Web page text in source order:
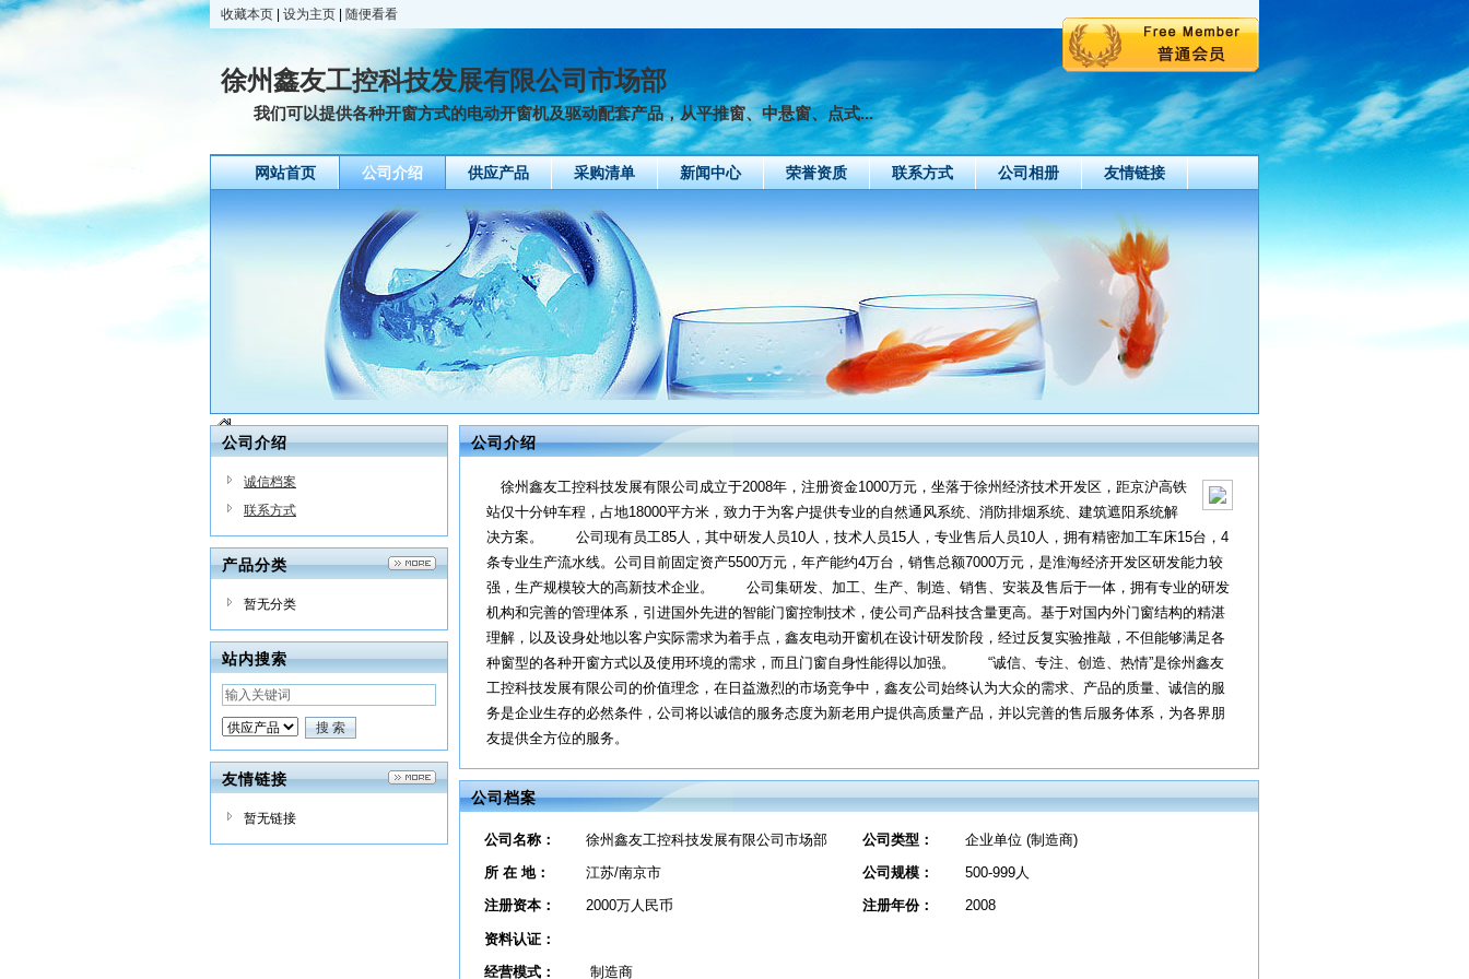
收藏本页 设为主页 随便看看
徐州鑫友工控科技发展有限公司市场部
我们可以提供各种开窗方式的电动开窗机及驱动配套产品，从平推窗、中悬窗、点式...
网站首页 公司介绍 供应产品 采购清单 新闻中心 荣誉资质 联系方式 公司相册 友情链接
公司介绍
诚信档案
联系方式
产品分类
暂无分类
站内搜索
友情链接
暂无链接
公司介绍
徐州鑫友工控科技发展有限公司成立于2008年，注册资金1000万元，坐落于徐州经济技术开发区，距京沪高铁
站仅十分钟车程，占地18000平方米，致力于为客户提供专业的自然通风系统、消防排烟系统、建筑遮阳系统解
决方案。 公司现有员工85人，其中研发人员10人，技术人员15人，专业售后人员10人，拥有精密加工车床15台，4
条专业生产流水线。公司目前固定资产5500万元，年产能约4万台，销售总额7000万元，是淮海经济开发区研发能力较
强，生产规模较大的高新技术企业。 公司集研发、加工、生产、制造、销售、安装及售后于一体，拥有专业的研发
机构和完善的管理体系，引进国外先进的智能门窗控制技术，使公司产品科技含量更高。基于对国内外门窗结构的精湛
理解，以及设身处地以客户实际需求为着手点，鑫友电动开窗机在设计研发阶段，经过反复实验推敲，不但能够满足各
种窗型的各种开窗方式以及使用环境的需求，而且门窗自身性能得以加强。 “诚信、专注、创造、热情”是徐州鑫友
工控科技发展有限公司的价值理念，在日益激烈的市场竞争中，鑫友公司始终认为大众的需求、产品的质量、诚信的服
务是企业生存的必然条件，公司将以诚信的服务态度为新老用户提供高质量产品，并以完善的售后服务体系，为各界朋
友提供全方位的服务。
公司档案
公司名称： 徐州鑫友工控科技发展有限公司市场部 公司类型：
企业单位 (制造商)
所 在 地：
江苏/南京市 公司规模：
500-999人
注册资本：
2000万人民币 注册年份： 2008
资料认证：
经营模式：
制造商